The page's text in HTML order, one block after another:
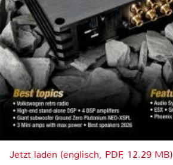
Jetzt laden (englisch, PDF, 12.29 MB)